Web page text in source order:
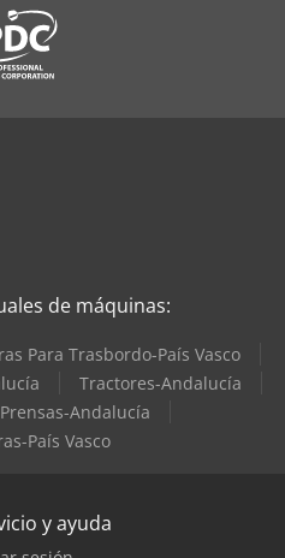
de máquinas:
Para Trasbordo-País Vasco
Tractores-Andalucía
Prensas-Andalucía
País Vasco
y ayuda